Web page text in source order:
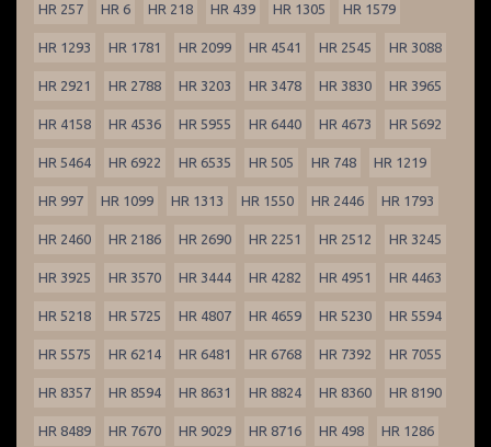
HR 257 HR 6 HR 218 HR 439 HR 1305 HR 1579
HR 1293 HR 1781 HR 2099 HR 4541 HR 2545 HR 3088
HR 2921 HR 2788 HR 3203 HR 3478 HR 3830 HR 3965
HR 4158 HR 4536 HR 5955 HR 6440 HR 4673 HR 5692
HR 5464 HR 6922 HR 6535 HR 505 HR 748 HR 1219
HR 997 HR 1099 HR 1313 HR 1550 HR 2446 HR 1793
HR 2460 HR 2186 HR 2690 HR 2251 HR 2512 HR 3245
HR 3925 HR 3570 HR 3444 HR 4282 HR 4951 HR 4463
HR 5218 HR 5725 HR 4807 HR 4659 HR 5230 HR 5594
HR 5575 HR 6214 HR 6481 HR 6768 HR 7392 HR 7055
HR 8357 HR 8594 HR 8631 HR 8824 HR 8360 HR 8190
HR 8489 HR 7670 HR 9029 HR 8716 HR 498 HR 1286